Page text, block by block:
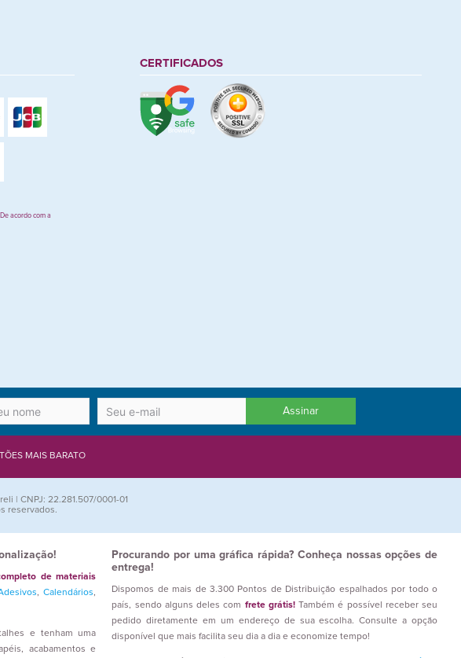
acordo com a
CERTIFICADOS
Assinar
MAIS BARATO
| CNPJ: 22.281.507/0001-01
reservados.
de materiais
,Calendários,
e tenham uma
acabamentos e
Procurando por uma gráfica rápida? Conheça nossas opções de
entrega!
Dispomos de mais de 3.300 Pontos de Distribuição espalhados por todo o
país, sendo alguns deles com frete grátis!Também é possível receber seu
pedido diretamente em um endereço de sua escolha. Consulte a opção
disponível que mais facilita seu dia a dia e economize tempo!